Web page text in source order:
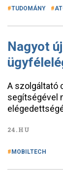
TUDOMÁNY
Nagyot
A szolgáltató
segítségével
24.HU
MOBILTECH